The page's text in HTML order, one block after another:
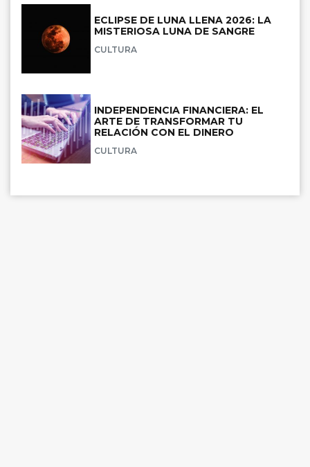
ECLIPSE DE LUNA LLENA 2026: LA
MISTERIOSA LUNA DE SANGRE
CULTURA
INDEPENDENCIA FINANCIERA: EL
ARTE DE TRANSFORMAR TU
RELACIÓN CON EL DINERO
CULTURA